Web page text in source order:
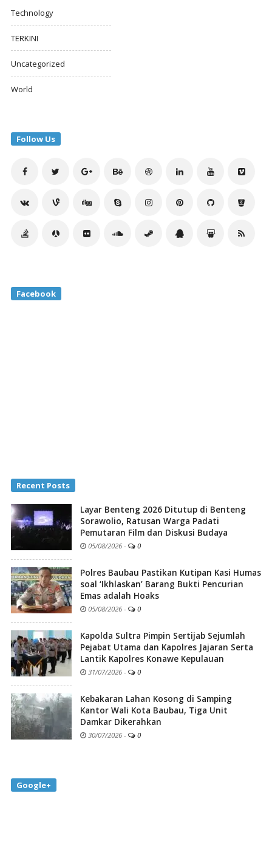
Technology
TERKINI
Uncategorized
World
Follow Us
Facebook
Recent Posts
Layar Benteng 2026 Ditutup di Benteng
Sorawolio, Ratusan Warga Padati
Pemutaran Film dan Diskusi Budaya
05/08/2026 - 0
Polres Baubau Pastikan Kutipan Kasi Humas
soal ‘Ikhlaskan’ Barang Bukti Pencurian
Emas adalah Hoaks
05/08/2026 - 0
Kapolda Sultra Pimpin Sertijab Sejumlah
Pejabat Utama dan Kapolres Jajaran Serta
Lantik Kapolres Konawe Kepulauan
31/07/2026 - 0
Kebakaran Lahan Kosong di Samping
Kantor Wali Kota Baubau, Tiga Unit
Damkar Dikerahkan
30/07/2026 - 0
Google+